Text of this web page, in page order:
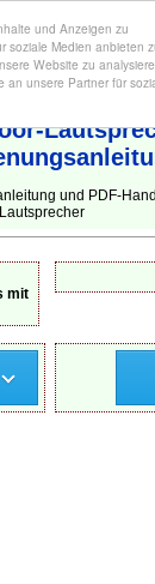
und Anzeigen zu
soziale Medien anbieten
Website zu
an unsere Partner für
| Hier finden Sie die
und PDF-
mit